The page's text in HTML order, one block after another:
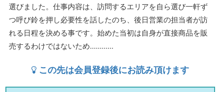
選びました。仕事内容は、訪問するエリアを自ら選び一軒ず
つ呼び鈴を押し必要性を話したのち、後日営業の担当者が訪
れる日程を決める事です。始めた当初は自身が直接商品を販
売するわけではないため............
この先は会員登録後にお読み頂けます